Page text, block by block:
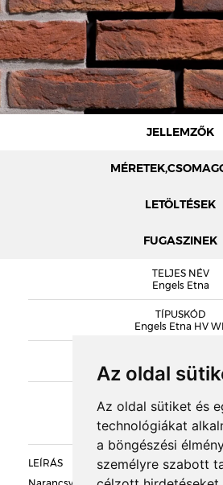
Az oldal
Az oldal sütiket és
technológiákat
a böngészési
személyre szabott
JELLEMZŐK
LETÖLTÉSEK
FUGASZINEK
TELJES NÉV
Engels Etna
TÍPUSKÓD
Engels Etna HV
Engels Handvorm
LEÍRÁS
MÉRETEK
DOBOZOLÁS
TÖMEG
ENGELS PROSPEKTUS 2024